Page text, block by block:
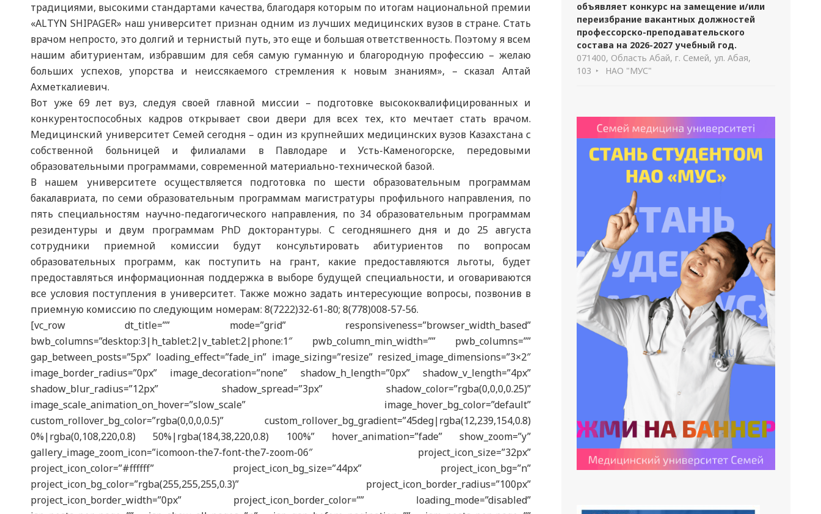
традициями, высокими стандартами качества, благодаря которым по итогам национальной премии
«ALTYN SHIPAGER» наш университет признан одним из лучших медицинских вузов в стране. Стать
врачом непросто, это долгий и тернистый путь, это еще и большая ответственность. Поэтому я всем
нашим абитуриентам, избравшим для себя самую гуманную и благородную профессию – желаю
больших успехов, упорства и неиссякаемого стремления к новым знаниям», – сказал Алтай
Ахметкалиевич.
Вот уже 69 лет вуз, следуя своей главной миссии – подготовке высококвалифицированных и
конкурентоспособных кадров открывает свои двери для всех тех, кто мечтает стать врачом.
Медицинский университет Семей сегодня – один из крупнейших медицинских вузов Казахстана с
собственной больницей и филиалами в Павлодаре и Усть-Каменогорске, передовыми
образовательными программами, современной материально-технической базой.
В нашем университете осуществляется подготовка по шести образовательным программам
бакалавриата, по семи образовательным программам магистратуры профильного направления, по
пять специальностям научно-педагогического направления, по 34 образовательным программам
резидентуры и двум программам PhD докторантуры. С сегодняшнего дня и до 25 августа
сотрудники приемной комиссии будут консультировать абитуриентов по вопросам
образовательных программ, как поступить на грант, какие предоставляются льготы, будет
предоставляться информационная поддержка в выборе будущей специальности, и оговариваются
все условия поступления в университет. Также можно задать интересующие вопросы, позвонив в
приемную комиссию по следующим номерам: 8(7222)32-61-80; 8(778)008-57-56.
[vc_row dt_title=”” mode=”grid” responsiveness=”browser_width_based”
bwb_columns=”desktop:3|h_tablet:2|v_tablet:2|phone:1″ pwb_column_min_width=”” pwb_columns=””
gap_between_posts=”5px” loading_effect=”fade_in” image_sizing=”resize” resized_image_dimensions=”3×2″
image_border_radius=”0px” image_decoration=”none” shadow_h_length=”0px” shadow_v_length=”4px”
shadow_blur_radius=”12px” shadow_spread=”3px” shadow_color=”rgba(0,0,0,0.25)”
image_scale_animation_on_hover=”slow_scale” image_hover_bg_color=”default”
custom_rollover_bg_color=”rgba(0,0,0,0.5)” custom_rollover_bg_gradient=”45deg|rgba(12,239,154,0.8)
0%|rgba(0,108,220,0.8) 50%|rgba(184,38,220,0.8) 100%” hover_animation=”fade” show_zoom=”y”
gallery_image_zoom_icon=”icomoon-the7-font-the7-zoom-06″ project_icon_size=”32px”
project_icon_color=”#ffffff” project_icon_bg_size=”44px” project_icon_bg=”n”
project_icon_bg_color=”rgba(255,255,255,0.3)” project_icon_border_radius=”100px”
project_icon_border_width=”0px” project_icon_border_color=”” loading_mode=”disabled”
объявляет конкурс на замещение и/или
переизбрание вакантных должностей
профессорско-преподавательского
состава на 2026-2027 учебный год.
071400, Область Абай, г. Семей, ул. Абая,
103
НАО "МУС"